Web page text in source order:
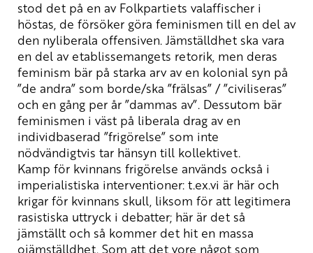
stod det på en av Folkpartiets valaffischer i
höstas, de försöker göra feminismen till en del av
den nyliberala offensiven. Jämställdhet ska vara
en del av etablissemangets retorik, men deras
feminism bär på starka arv av en kolonial syn på
”de andra” som borde/ska ”frälsas” / ”civiliseras”
och en gång per år ”dammas av”. Dessutom bär
feminismen i väst på liberala drag av en
individbaserad ”frigörelse” som inte
nödvändigtvis tar hänsyn till kollektivet.
Kamp för kvinnans frigörelse används också i
imperialistiska interventioner: t.ex.vi är här och
krigar för kvinnans skull, liksom för att legitimera
rasistiska uttryck i debatter; här är det så
jämställt och så kommer det hit en massa
ojämställdhet. Som att det vore något som